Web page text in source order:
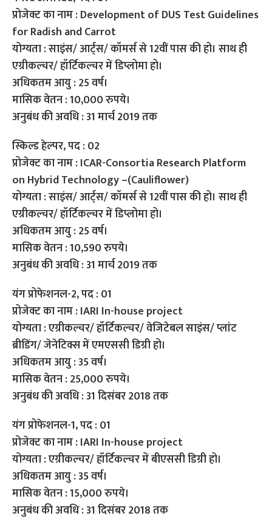
प्रोजेक्ट का नाम : Development of DUS Test Guidelines
for Radish and Carrot
योग्यता : साइंस/ आर्ट्स/ कॉमर्स से 12वीं पास की हो। साथ ही
एग्रीकल्चर/ हॉर्टिकल्चर में डिप्लोमा हो।
अधिकतम आयु : 25 वर्ष।
मासिक वेतन : 10,000 रुपये।
अनुबंध की अवधि : 31 मार्च 2019 तक
स्किल्ड हेल्पर, पद : 02
प्रोजेक्ट का नाम : ICAR-Consortia Research Platform
on Hybrid Technology –(Cauliflower)
योग्यता : साइंस/ आर्ट्स/ कॉमर्स से 12वीं पास की हो। साथ ही
एग्रीकल्चर/ हॉर्टिकल्चर में डिप्लोमा हो।
अधिकतम आयु : 25 वर्ष।
मासिक वेतन : 10,590 रुपये।
अनुबंध की अवधि : 31 मार्च 2019 तक
यंग प्रोफेशनल-2, पद : 01
प्रोजेक्ट का नाम : IARI In-house project
योग्यता : एग्रीकल्चर/ हॉर्टिकल्चर/ वेजिटेबल साइंस/ प्लांट
ब्रीडिंग/ जेनेटिक्स में एमएससी डिग्री हो।
अधिकतम आयु : 35 वर्ष।
मासिक वेतन : 25,000 रुपये।
अनुबंध की अवधि : 31 दिसंबर 2018 तक
यंग प्रोफेशनल-1, पद : 01
प्रोजेक्ट का नाम : IARI In-house project
योग्यता : एग्रीकल्चर/ हॉर्टिकल्चर में बीएससी डिग्री हो।
अधिकतम आयु : 35 वर्ष।
मासिक वेतन : 15,000 रुपये।
अनुबंध की अवधि : 31 दिसंबर 2018 तक